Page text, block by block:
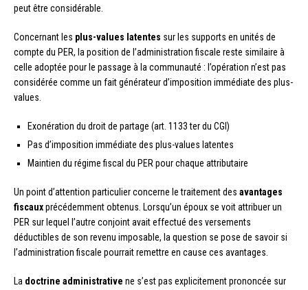
peut être considérable.
Concernant les plus-values latentes sur les supports en unités de
compte du PER, la position de l’administration fiscale reste similaire à
celle adoptée pour le passage à la communauté : l’opération n’est pas
considérée comme un fait générateur d’imposition immédiate des plus-
values.
Exonération du droit de partage (art. 1133 ter du CGI)
Pas d’imposition immédiate des plus-values latentes
Maintien du régime fiscal du PER pour chaque attributaire
Un point d’attention particulier concerne le traitement des avantages
fiscauxprécédemment obtenus. Lorsqu’un époux se voit attribuer un
PER sur lequel l’autre conjoint avait effectué des versements
déductibles de son revenu imposable, la question se pose de savoir si
l’administration fiscale pourrait remettre en cause ces avantages.
La doctrine administrative ne s’est pas explicitement prononcée sur